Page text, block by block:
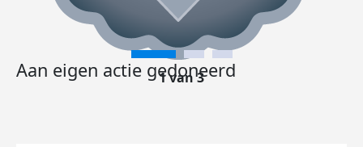
Aan eigen actie gedoneerd
1 van 3